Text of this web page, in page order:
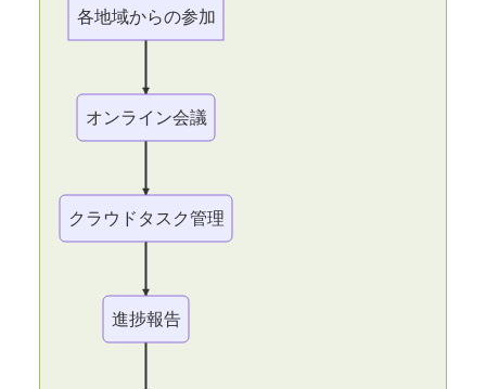
各地域からの参加
オンライン会議
クラウドタスク管理
進捗報告